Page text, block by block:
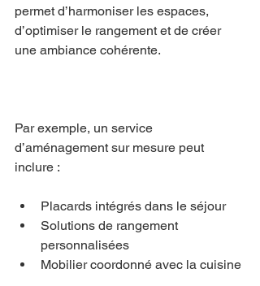
permet d’harmoniser les espaces,
d’optimiser le rangement et de créer
une ambiance cohérente.
Par exemple, un service
d’aménagement sur mesure peut
inclure :
Placards intégrés dans le séjour
Solutions de rangement
personnalisées
Mobilier coordonné avec la cuisine